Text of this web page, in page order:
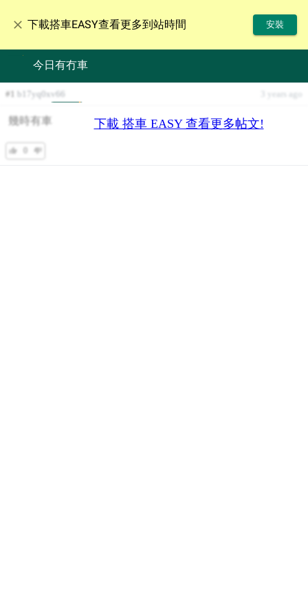
下載搭車EASY查看更多到站時間 安裝
今日有冇車
下載 搭車 EASY 查看更多帖文!
# 1 b17yq0xv66 3 years ago
幾時有車